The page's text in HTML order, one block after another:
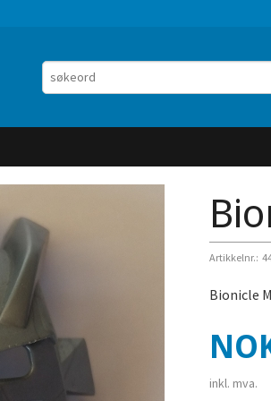
Artikkelnr.:
Bionicle
Pris
inkl. mva.